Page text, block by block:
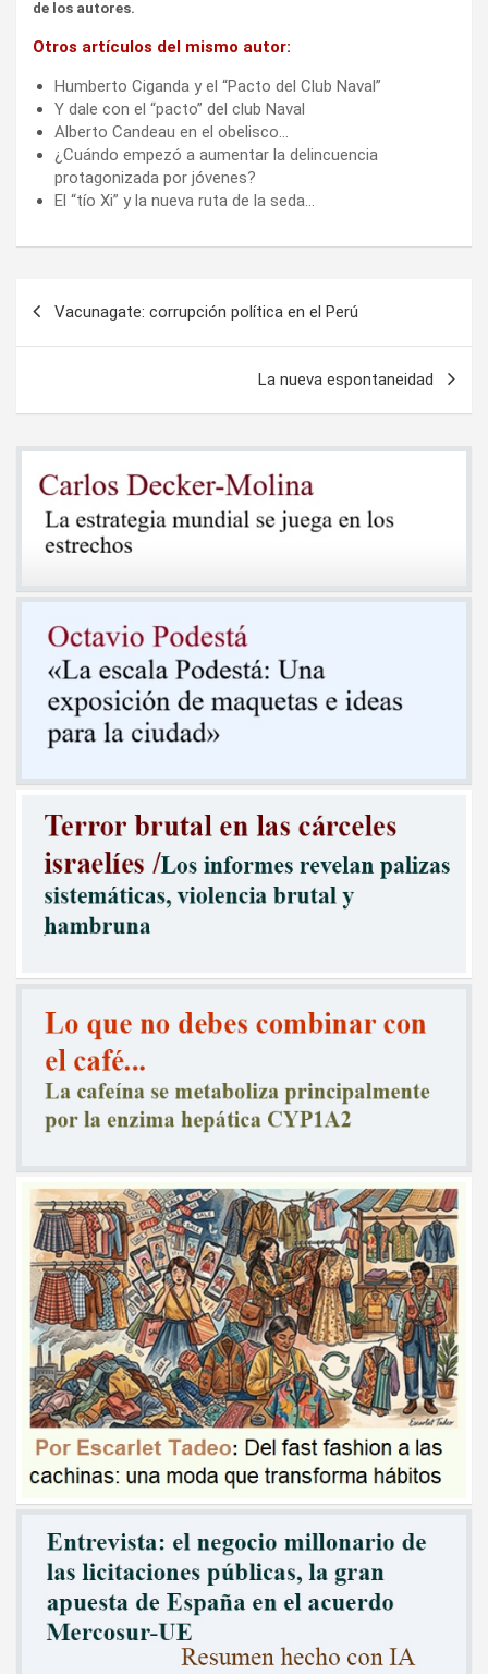
de los autores.
Otros artículos del mismo autor:
Humberto Ciganda y el “Pacto del Club Naval”
Y dale con el “pacto” del club Naval
Alberto Candeau en el obelisco…
¿Cuándo empezó a aumentar la delincuencia
protagonizada por jóvenes?
El “tío Xi” y la nueva ruta de la seda…
Vacunagate: corrupción política en el Perú
La nueva espontaneidad